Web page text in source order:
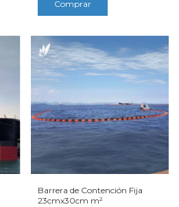
Barrera de Contención Fija
23cmx30cm m²